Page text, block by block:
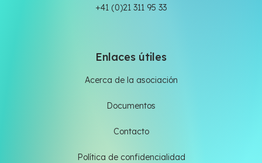
+41 (0)21 311 95 33
Enlaces útiles
Acerca de la asociación
Documentos
Contacto
Política de confidencialidad